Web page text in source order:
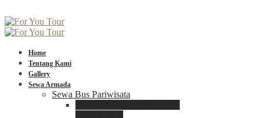
Home
Tentang Kami
Gallery
Sewa Armada
Sewa Bus Pariwisata